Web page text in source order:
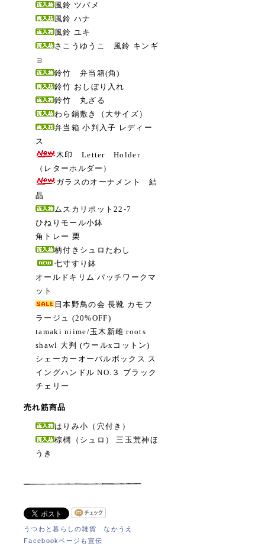
風鈴 ツバメ
風鈴 ハナ
風鈴 ユキ
さこうゆうこ 風鈴 キンギ
ョ
鈴竹 弁当箱(角)
鈴竹 おしぼり入れ
鈴竹 丸ざる
わら鍋敷き（大サイズ）
弁当箱 小判入子 レディー
ス
木印 Letter Holder
（レターホルダー）
ガラスのオーナメント 結
晶
ムスカリポット22-7
ひねりモール小鉢
角トレー 栗
柄付きシュロたわし
七寸すり鉢
オールドキリム パッチワークマ
ット
日本野鳥の会 長靴 カモフ
ラージュ (20%OFF)
tamaki niime/玉木新雌 roots
shawl 大判 (ウールxコットン)
シェーカーオーバルボックス ス
イングハンドル NO.３ ブラック
チェリー
売れ筋商品
はりみ小（穴付き）
棕櫚（シュロ） 三玉荒神ほ
うき
うつわと暮らしの雑貨 なかうえ
Facebookページも宣伝